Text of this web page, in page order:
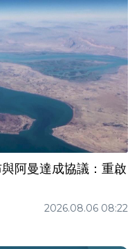
阿曼達成協議：重啟
2026.08.06 08:22